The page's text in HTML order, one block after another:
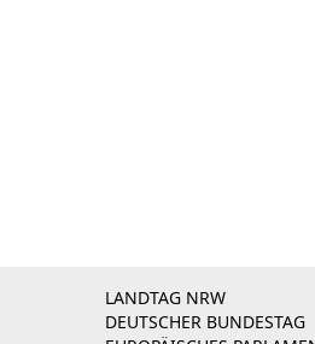
LANDTAG NRW
DEUTSCHER BUNDESTAG